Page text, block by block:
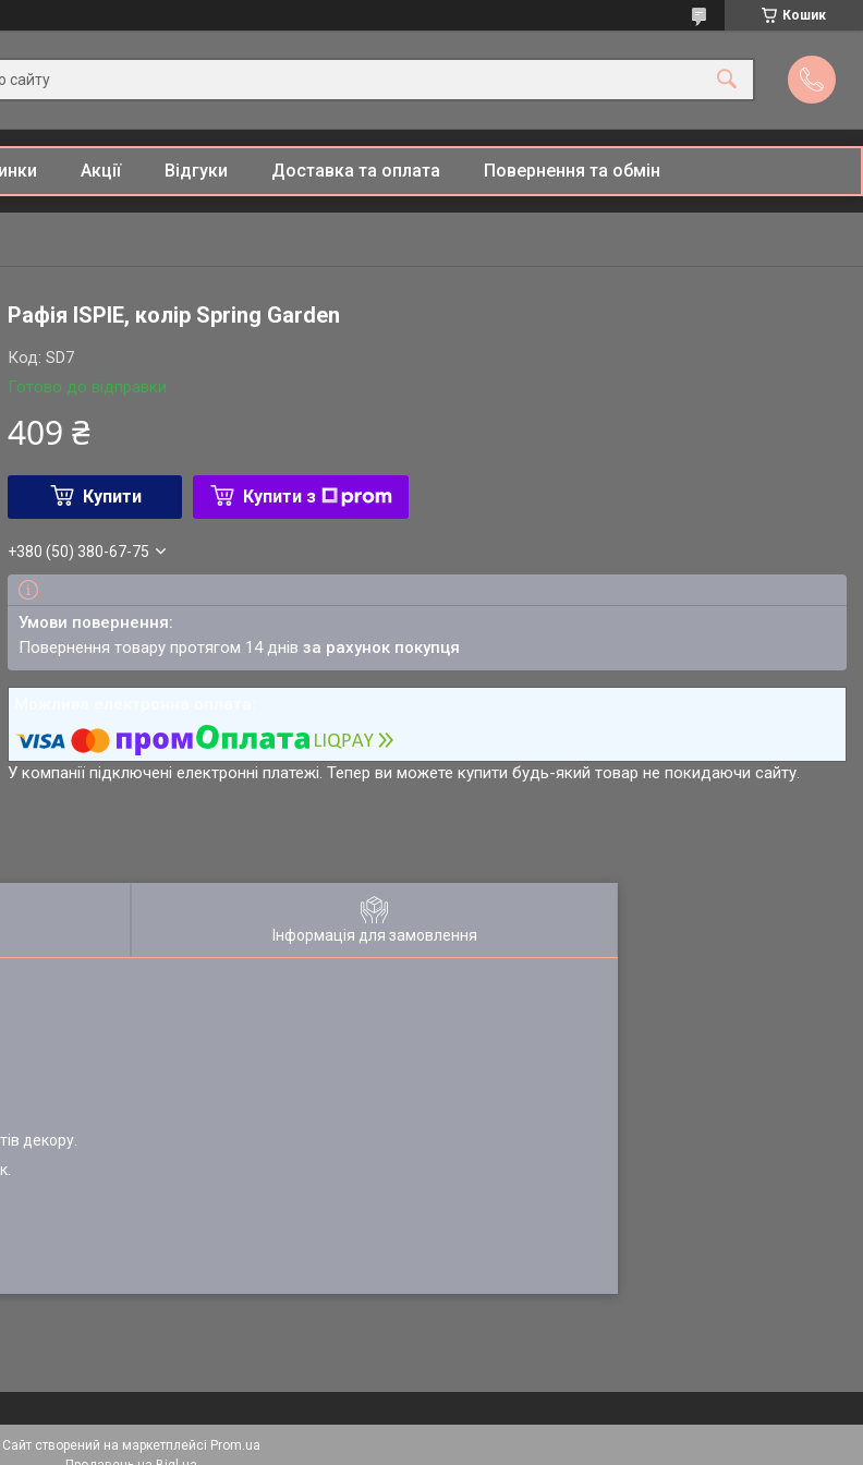
Кошик
Акції Відгуки Доставка та оплата Повернення та обмін
Рафія ISPIE, колір Spring Garden
Готово до відправки
Код:SD7
409 ₴
Купити Купити з
+380 (50) 380-67-75
повернення товару протягом 14 днівза рахунок покупця
У компанії підключені електронні платежі. Тепер ви можете купити будь-який товар не покидаючи сайту.
Інформація для замовлення
декору.
Сайт створений на маркетплейсі Prom.ua